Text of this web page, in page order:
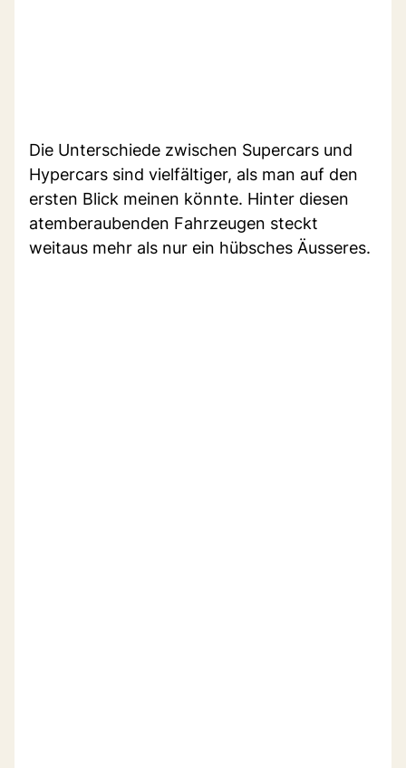
Die Unterschiede zwischen Supercars und
Hypercars sind vielfältiger, als man auf den
ersten Blick meinen könnte. Hinter diesen
atemberaubenden Fahrzeugen steckt
weitaus mehr als nur ein hübsches Äusseres.